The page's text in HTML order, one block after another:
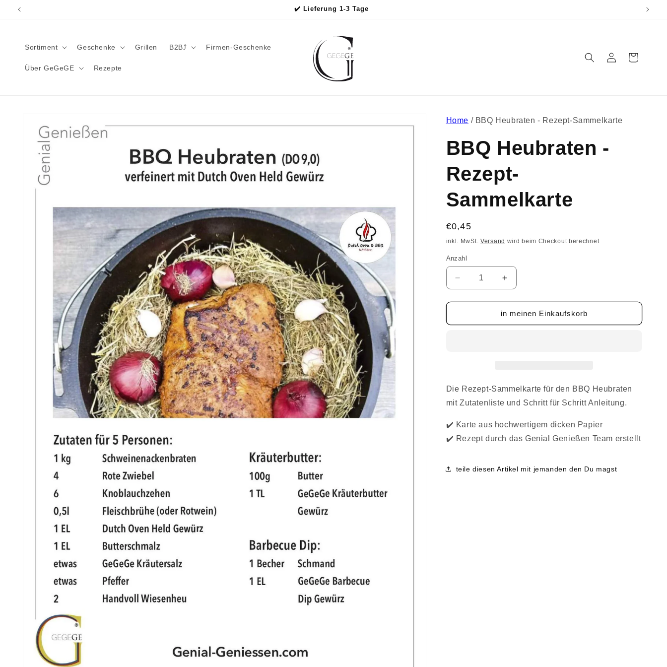
zum
✔️ Lieferung 1-3 Tage
Sortiment Geschenke Grillen B2B⤴︎ Firmen-Geschenke
Über GeGeGE Rezepte
EinloggenWarenkorb
Produktinformationen
springen
Home / BBQ Heubraten - Rezept-Sammelkarte
BBQ Heubraten -
Rezept-
Sammelkarte
Normaler
Preis
€0,45
inkl. MwSt. Versand wird beim Checkout berechnet
Anzahl
Anzahl
Verringere
die
Menge
BBQ
Erhöhe
die
Menge
für
BBQ
in meinen Einkaufskorb
Die Rezept-Sammelkarte für den BBQ Heubraten
mit Zutatenliste und Schritt für Schritt Anleitung.
✔️ Karte aus hochwertigem dicken Papier
✔️ Rezept durch das Genial Genießen Team erstellt
teile diesen Artikel mit jemanden den Du magst